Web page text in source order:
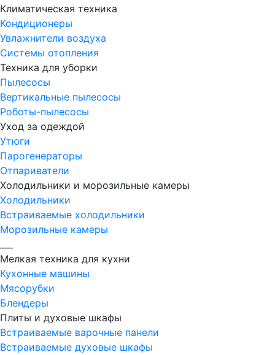
Климатическая техника
Кондиционеры
Увлажнители воздуха
Системы отопления
Техника для уборки
Пылесосы
Вертикальные пылесосы
Роботы-пылесосы
Уход за одеждой
Утюги
Парогенераторы
Отпариватели
Холодильники и морозильные камеры
Холодильники
Встраиваемые холодильники
Морозильные камеры
Мелкая техника для кухни
Кухонные машины
Мясорубки
Блендеры
Плиты и духовые шкафы
Встраиваемые варочные панели
Встраиваемые духовые шкафы